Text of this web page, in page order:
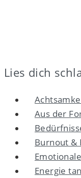
Lies dich
Aus der
Burnout &
Energie